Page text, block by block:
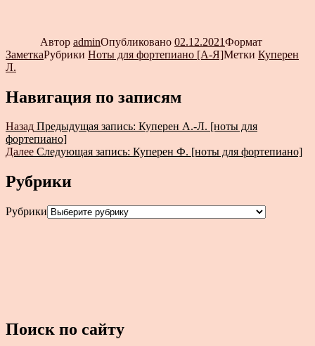
Автор adminОпубликовано 02.12.2021Формат
ЗаметкаРубрики Ноты для фортепиано [А-Я]Метки Куперен
Л.
Навигация по записям
Назад Предыдущая запись: Куперен А.-Л. [ноты для
фортепиано]
Далее Следующая запись: Куперен Ф. [ноты для фортепиано]
Рубрики
Рубрики
Поиск по сайту